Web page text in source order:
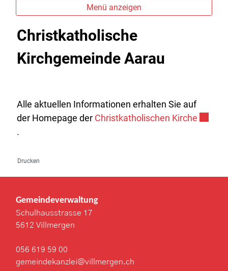
Menü anzeigen
Christkatholische
Kirchgemeinde Aarau
Alle aktuellen Informationen erhalten Sie auf
der Homepage der Christkatholischen Kirche
.
Drucken
Gemeindeverwaltung
Schulhausstrasse 17
5612 Villmergen
056 619 59 00
gemeindekanzlei@villmergen.ch